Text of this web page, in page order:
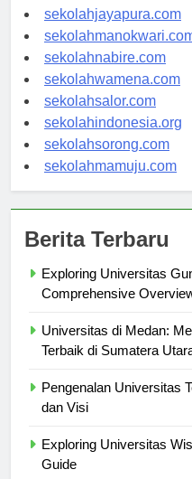
sekolahambon.com
sekolahjayapura.com
sekolahmanokwari.com
sekolahnabire.com
sekolahwamena.com
sekolahsalor.com
sekolahindonesia.org
sekolahsorong.com
Exploring Universitas
Universitas di Medan:
Pengenalan Universitas
Exploring Universitas